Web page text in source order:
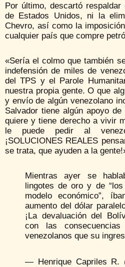
Por último, descartó
de Estados Unidos, ni la
Chevro, así como la
cualquier país que compre
«Sería el colmo que también
indefensión de miles de
del TPS y el Parole
nuestra propia gente. O que
y envío de algún venezolano
Salvador tiene algún apoyo
quiere y tiene derecho a vivir
le puede pedir al
¡SOLUCIONES REALES
se trata, que ayuden a la
Mientras ayer se
lingotes de oro y de
modelo económico”,
aumento del dólar
¡La devaluación del
con las
venezolanos que su
— Henrique Capriles R.